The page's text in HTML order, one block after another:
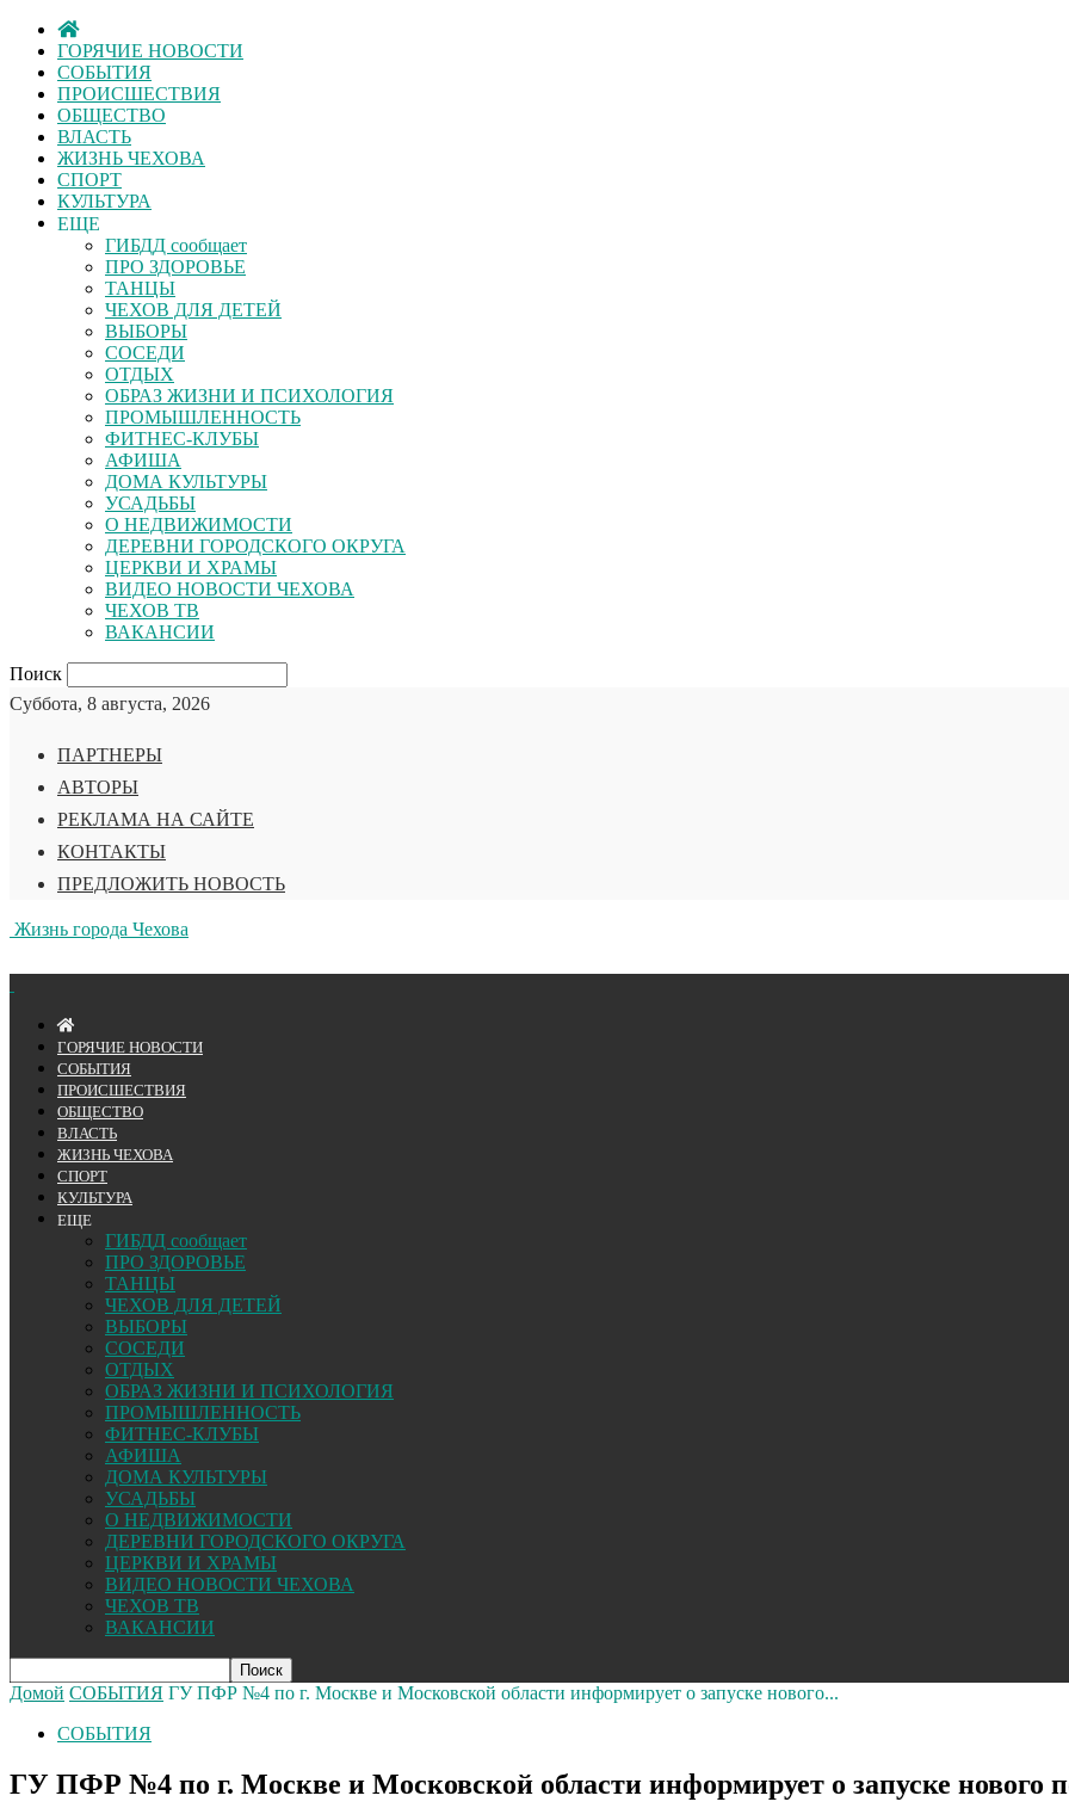
ГОРЯЧИЕ НОВОСТИ
СОБЫТИЯ
ПРОИСШЕСТВИЯ
ОБЩЕСТВО
ВЛАСТЬ
ЖИЗНЬ ЧЕХОВА
СПОРТ
КУЛЬТУРА
ЕЩЕ
ГИБДД сообщает
ПРО ЗДОРОВЬЕ
ТАНЦЫ
ЧЕХОВ ДЛЯ ДЕТЕЙ
ВЫБОРЫ
СОСЕДИ
ОТДЫХ
ОБРАЗ ЖИЗНИ И ПСИХОЛОГИЯ
ПРОМЫШЛЕННОСТЬ
ФИТНЕС-КЛУБЫ
АФИША
ДОМА КУЛЬТУРЫ
УСАДЬБЫ
О НЕДВИЖИМОСТИ
ДЕРЕВНИ ГОРОДСКОГО ОКРУГА
ЦЕРКВИ И ХРАМЫ
ВИДЕО НОВОСТИ ЧЕХОВА
ЧЕХОВ ТВ
ВАКАНСИИ
Поиск
Суббота, 8 августа, 2026
ПАРТНЕРЫ
АВТОРЫ
РЕКЛАМА НА САЙТЕ
КОНТАКТЫ
ПРЕДЛОЖИТЬ НОВОСТЬ
Жизнь города Чехова
ГОРЯЧИЕ НОВОСТИ
СОБЫТИЯ
ПРОИСШЕСТВИЯ
ОБЩЕСТВО
ВЛАСТЬ
ЖИЗНЬ ЧЕХОВА
СПОРТ
КУЛЬТУРА
ЕЩЕ
ГИБДД сообщает
ПРО ЗДОРОВЬЕ
ТАНЦЫ
ЧЕХОВ ДЛЯ ДЕТЕЙ
ВЫБОРЫ
СОСЕДИ
ОТДЫХ
ОБРАЗ ЖИЗНИ И ПСИХОЛОГИЯ
ПРОМЫШЛЕННОСТЬ
ФИТНЕС-КЛУБЫ
АФИША
ДОМА КУЛЬТУРЫ
УСАДЬБЫ
О НЕДВИЖИМОСТИ
ДЕРЕВНИ ГОРОДСКОГО ОКРУГА
ЦЕРКВИ И ХРАМЫ
ВИДЕО НОВОСТИ ЧЕХОВА
ЧЕХОВ ТВ
ВАКАНСИИ
Домой СОБЫТИЯ ГУ ПФР №4 по г. Москве и Московской области информирует о запуске нового...
СОБЫТИЯ
ГУ ПФР №4 по г. Москве и Московской области информирует о запуске нового